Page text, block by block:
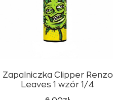
Zapalniczka Clipper Renzo
Leaves 1 wzór 1/4